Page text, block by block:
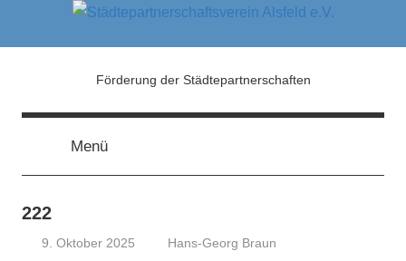
Alsfeld
e.V.
Förderung der Städtepartnerschaften
Menü
222
9. Oktober 2025 Hans-Georg Braun